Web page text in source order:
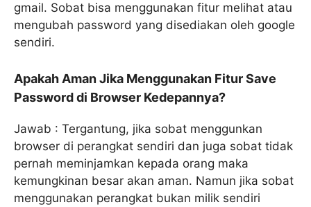
gmail. Sobat bisa menggunakan fitur melihat atau
mengubah password yang disediakan oleh google
sendiri.
Apakah Aman Jika Menggunakan Fitur Save
Password di Browser Kedepannya?
Jawab : Tergantung, jika sobat menggunkan
browser di perangkat sendiri dan juga sobat tidak
pernah meminjamkan kepada orang maka
kemungkinan besar akan aman. Namun jika sobat
menggunakan perangkat bukan milik sendiri